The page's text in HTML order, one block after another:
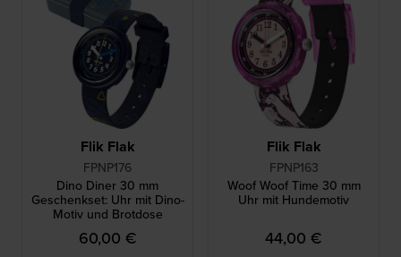
Flik Flak
FPNP176
Dino Diner 30 mm
Geschenkset: Uhr mit Dino-
Motiv und Brotdose
60,00 €
Flik Flak
FPNP163
Woof Woof Time 30 mm
Uhr mit Hundemotiv
44,00 €